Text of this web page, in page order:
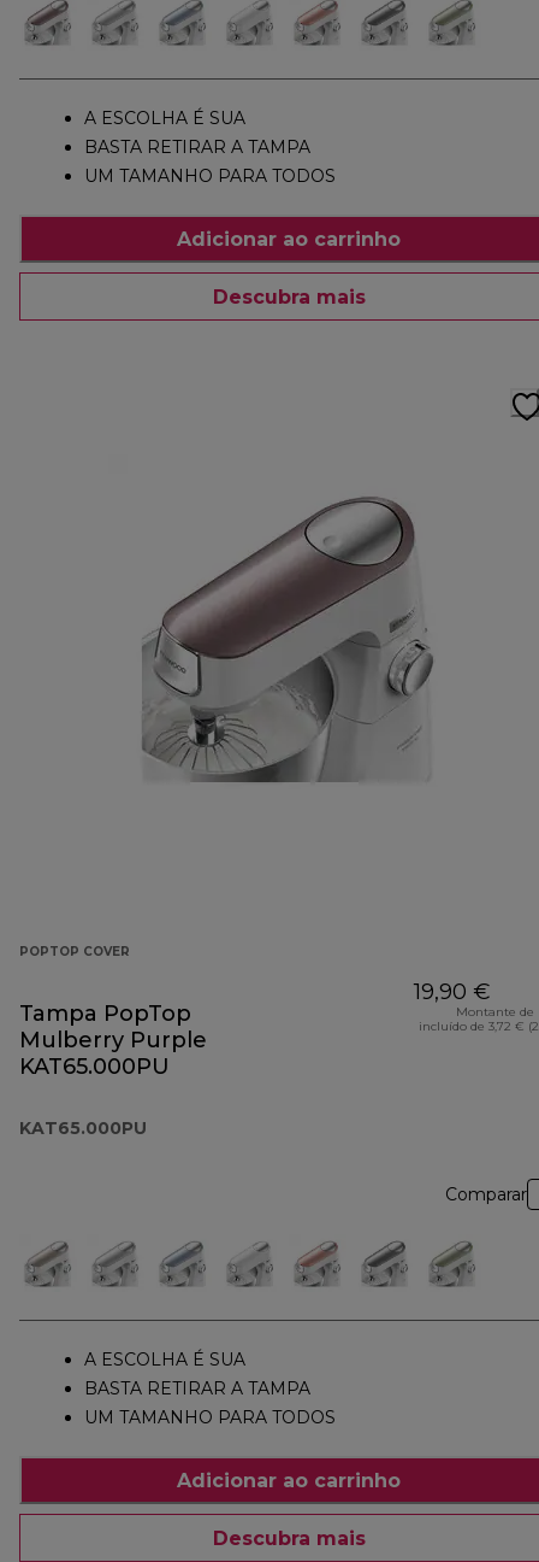
A ESCOLHA É SUA
BASTA RETIRAR A TAMPA
UM TAMANHO PARA TODOS
Adicionar ao carrinho
Descubra mais
POPTOP COVER
Tampa PopTop
Mulberry Purple
KAT65.000PU
KAT65.000PU
19,90 €
Montante de
incluído de 3,72 €
Comparar
A ESCOLHA É SUA
BASTA RETIRAR A TAMPA
UM TAMANHO PARA TODOS
Adicionar ao carrinho
Descubra mais